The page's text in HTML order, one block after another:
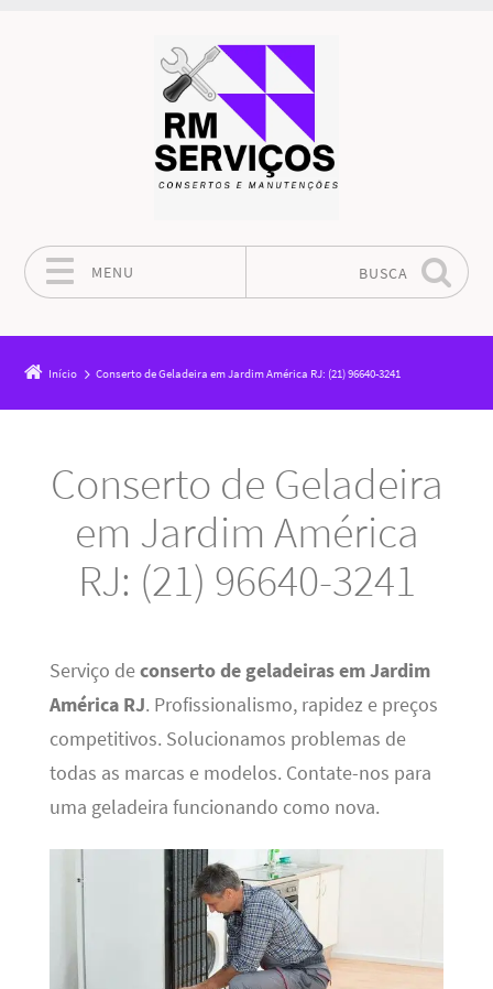
MENU BUSCA
Início Conserto de Geladeira em Jardim América RJ: (21) 96640-3241
Conserto de Geladeira
em Jardim América
RJ: (21) 96640-3241
Serviço deconserto de geladeiras em Jardim
América RJ. Profissionalismo, rapidez e preços
competitivos. Solucionamos problemas de
todas as marcas e modelos. Contate-nos para
uma geladeira funcionando como nova.